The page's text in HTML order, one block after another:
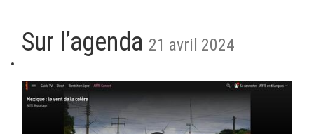
Sur l’agenda 21 avril 2024